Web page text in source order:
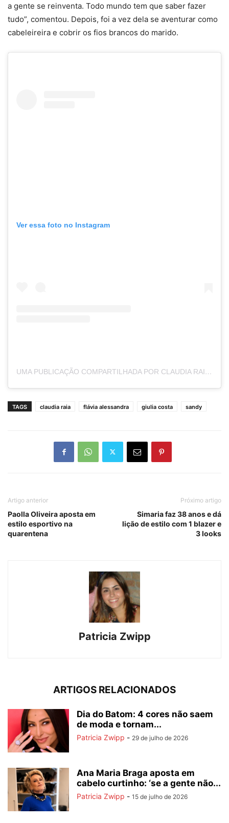
a gente se reinventa. Todo mundo tem que saber fazer
tudo”, comentou. Depois, foi a vez dela se aventurar como
cabeleireira e cobrir os fios brancos do marido.
Ver essa foto no Instagram
UMA PUBLICAÇÃO COMPARTILHADA POR CLAUDIA RAIA (@CLAUDIARAIA)
TAGS claudia raia flávia alessandra giulia costa sandy
Artigo anterior
Paolla Oliveira aposta em
estilo esportivo na
quarentena
Próximo artigo
Simaria faz 38 anos e dá
lição de estilo com 1 blazer e
3 looks
Patricia Zwipp
ARTIGOS RELACIONADOS
Dia do Batom: 4 cores não saem
de moda e tornam...
Patricia Zwipp - 29 de julho de 2026
Ana Maria Braga aposta em
cabelo curtinho: ‘se a gente não...
Patricia Zwipp - 15 de julho de 2026